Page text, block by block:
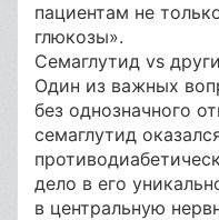
пациентам не
глюкозы».
Семаглутид vs
Один из важных
без однозначного
семаглутид
дело в его
в центральную